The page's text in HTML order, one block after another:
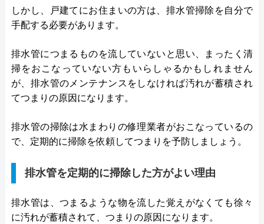
しかし、戸建てにお住まいの方は、排水管掃除を自分で
手配する必要があります。
排水管につまるものを流していないと思い、まったく清
掃をおこなっていない方もいらしゃるかもしれません
が、排水管のメンテナンスをしなければ汚れが蓄積され
てつまりの原因になります。
排水管の掃除は水まわりの修理業者がおこなっているの
で、定期的に掃除を依頼してつまりを予防しましょう。
排水管を定期的に掃除した方がよい理由
排水管は、つまるような物を流した覚えがなくても徐々
に汚れが蓄積されて、つまりの原因になります。